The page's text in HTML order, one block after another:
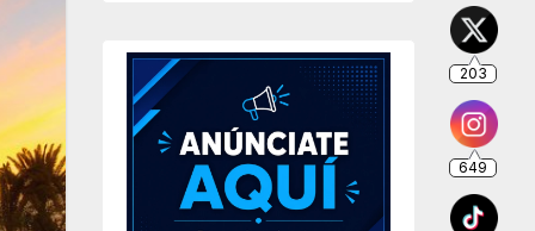
203
649